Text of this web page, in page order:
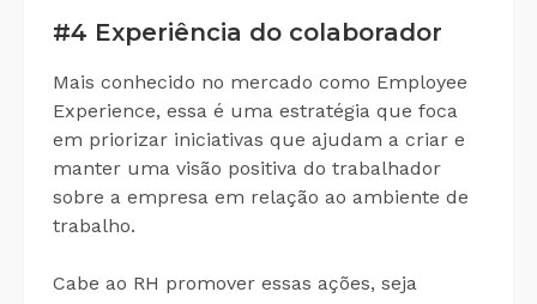
#4 Experiência do colaborador
Mais conhecido no mercado como Employee
Experience, essa é uma estratégia que foca
em priorizar iniciativas que ajudam a criar e
manter uma visão positiva do trabalhador
sobre a empresa em relação ao ambiente de
trabalho.
Cabe ao RH promover essas ações, seja